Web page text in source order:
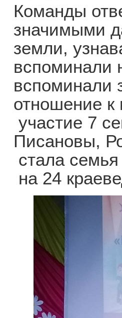
Команды
значимыми
земли,
вспоминали
вспоминали
отношение к
участие 7
Писановы,
стала
на 24